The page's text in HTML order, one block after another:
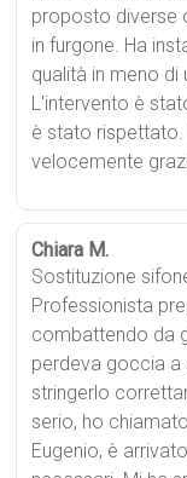
proposto diverse
in furgone. Ha
qualità in meno di
L'intervento è
è stato
velocemente
Chiara M.
Sostituzione
Professionista
combattendo da
perdeva goccia a
stringerlo
serio, ho
Eugenio, è